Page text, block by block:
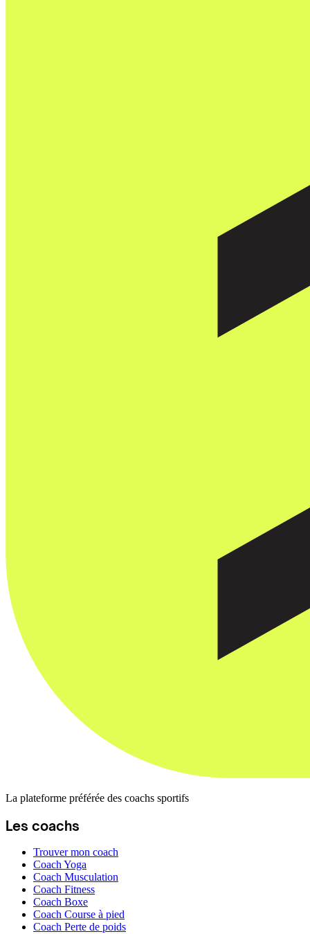
La plateforme préférée des coachs sportifs
Les coachs
Trouver mon coach
Coach Yoga
Coach Musculation
Coach Fitness
Coach Boxe
Coach Course à pied
Coach Perte de poids